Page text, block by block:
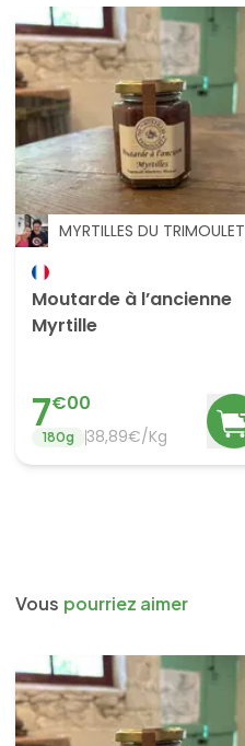
MYRTILLES DU TRIMOULET
Moutarde à l’ancienne
Myrtille
7€00
180g 38,89€/Kg
Vous pourriez aimer